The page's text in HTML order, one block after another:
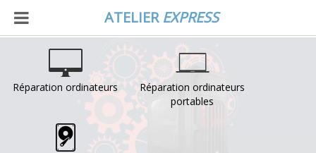
ATELIER EXPRESS
Réparation ordinateurs
Réparation ordinateurs
portables